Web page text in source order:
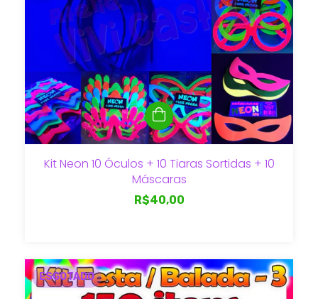
Kit Neon 10 Óculos + 10 Tiaras Sortidas + 10
Máscaras
R$40,00
ESGOTADO